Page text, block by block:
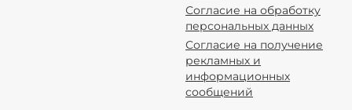
Согласие на обработку
персональных данных
Согласие на получение
рекламных и
информационных
сообщений